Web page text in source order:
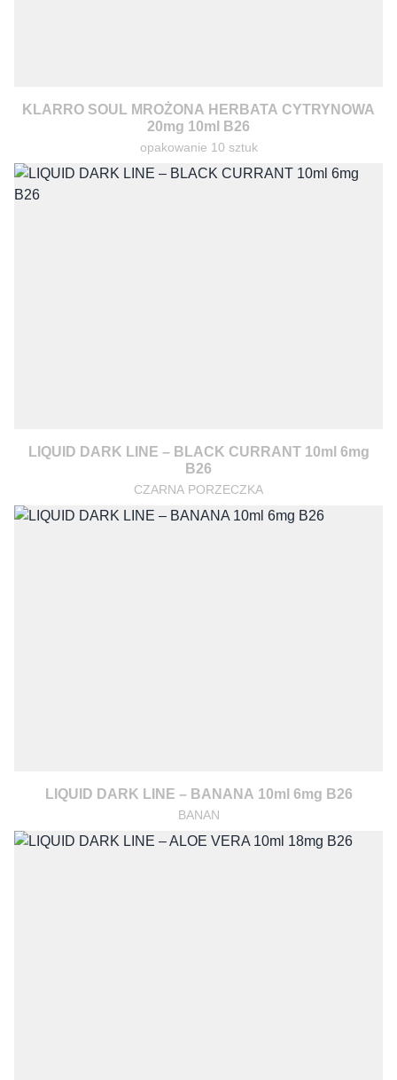
KLARRO SOUL MROŻONA HERBATA CYTRYNOWA
20mg 10ml B26
opakowanie 10 sztuk
LIQUID DARK LINE – BLACK CURRANT 10ml 6mg
B26
CZARNA PORZECZKA
LIQUID DARK LINE – BANANA 10ml 6mg B26
BANAN